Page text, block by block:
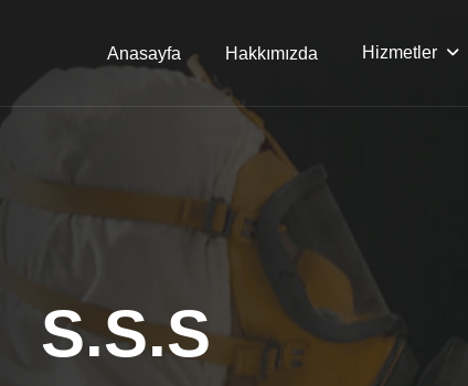
Anasayfa Hakkımızda Hizmetler
S.S.S